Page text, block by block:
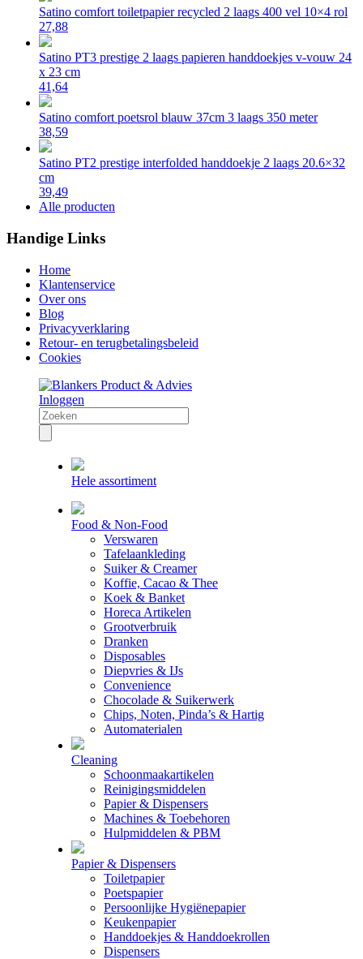
Satino comfort toiletpapier recycled 2 laags 400 vel 10×4 rol
27,88
Satino PT3 prestige 2 laags papieren handdoekjes v-vouw 24
x 23 cm
41,64
Satino comfort poetsrol blauw 37cm 3 laags 350 meter
38,59
Satino PT2 prestige interfolded handdoekje 2 laags 20.6×32
cm
39,49
Alle producten
Handige Links
Home
Klantenservice
Over ons
Blog
Privacyverklaring
Retour- en terugbetalingsbeleid
Cookies
Inloggen
Hele assortiment
Food & Non-Food
Verswaren
Tafelaankleding
Suiker & Creamer
Koffie, Cacao & Thee
Koek & Banket
Horeca Artikelen
Grootverbruik
Dranken
Disposables
Diepvries & IJs
Convenience
Chocolade & Suikerwerk
Chips, Noten, Pinda’s & Hartig
Automaterialen
Cleaning
Schoonmaakartikelen
Reinigingsmiddelen
Papier & Dispensers
Machines & Toebehoren
Hulpmiddelen & PBM
Papier & Dispensers
Toiletpapier
Poetspapier
Persoonlijke Hygiënepapier
Keukenpapier
Handdoekjes & Handdoekrollen
Dispensers